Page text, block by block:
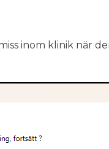
inom klinik när